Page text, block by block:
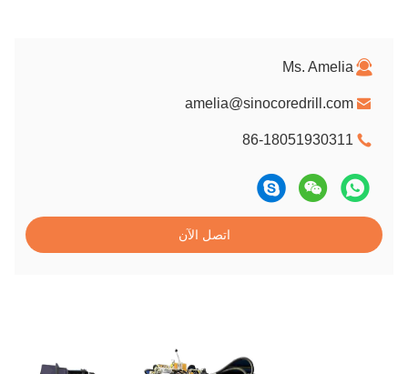
Ms. Amelia
amelia@sinocoredrill.com
86-18051930311
اتصل الآن